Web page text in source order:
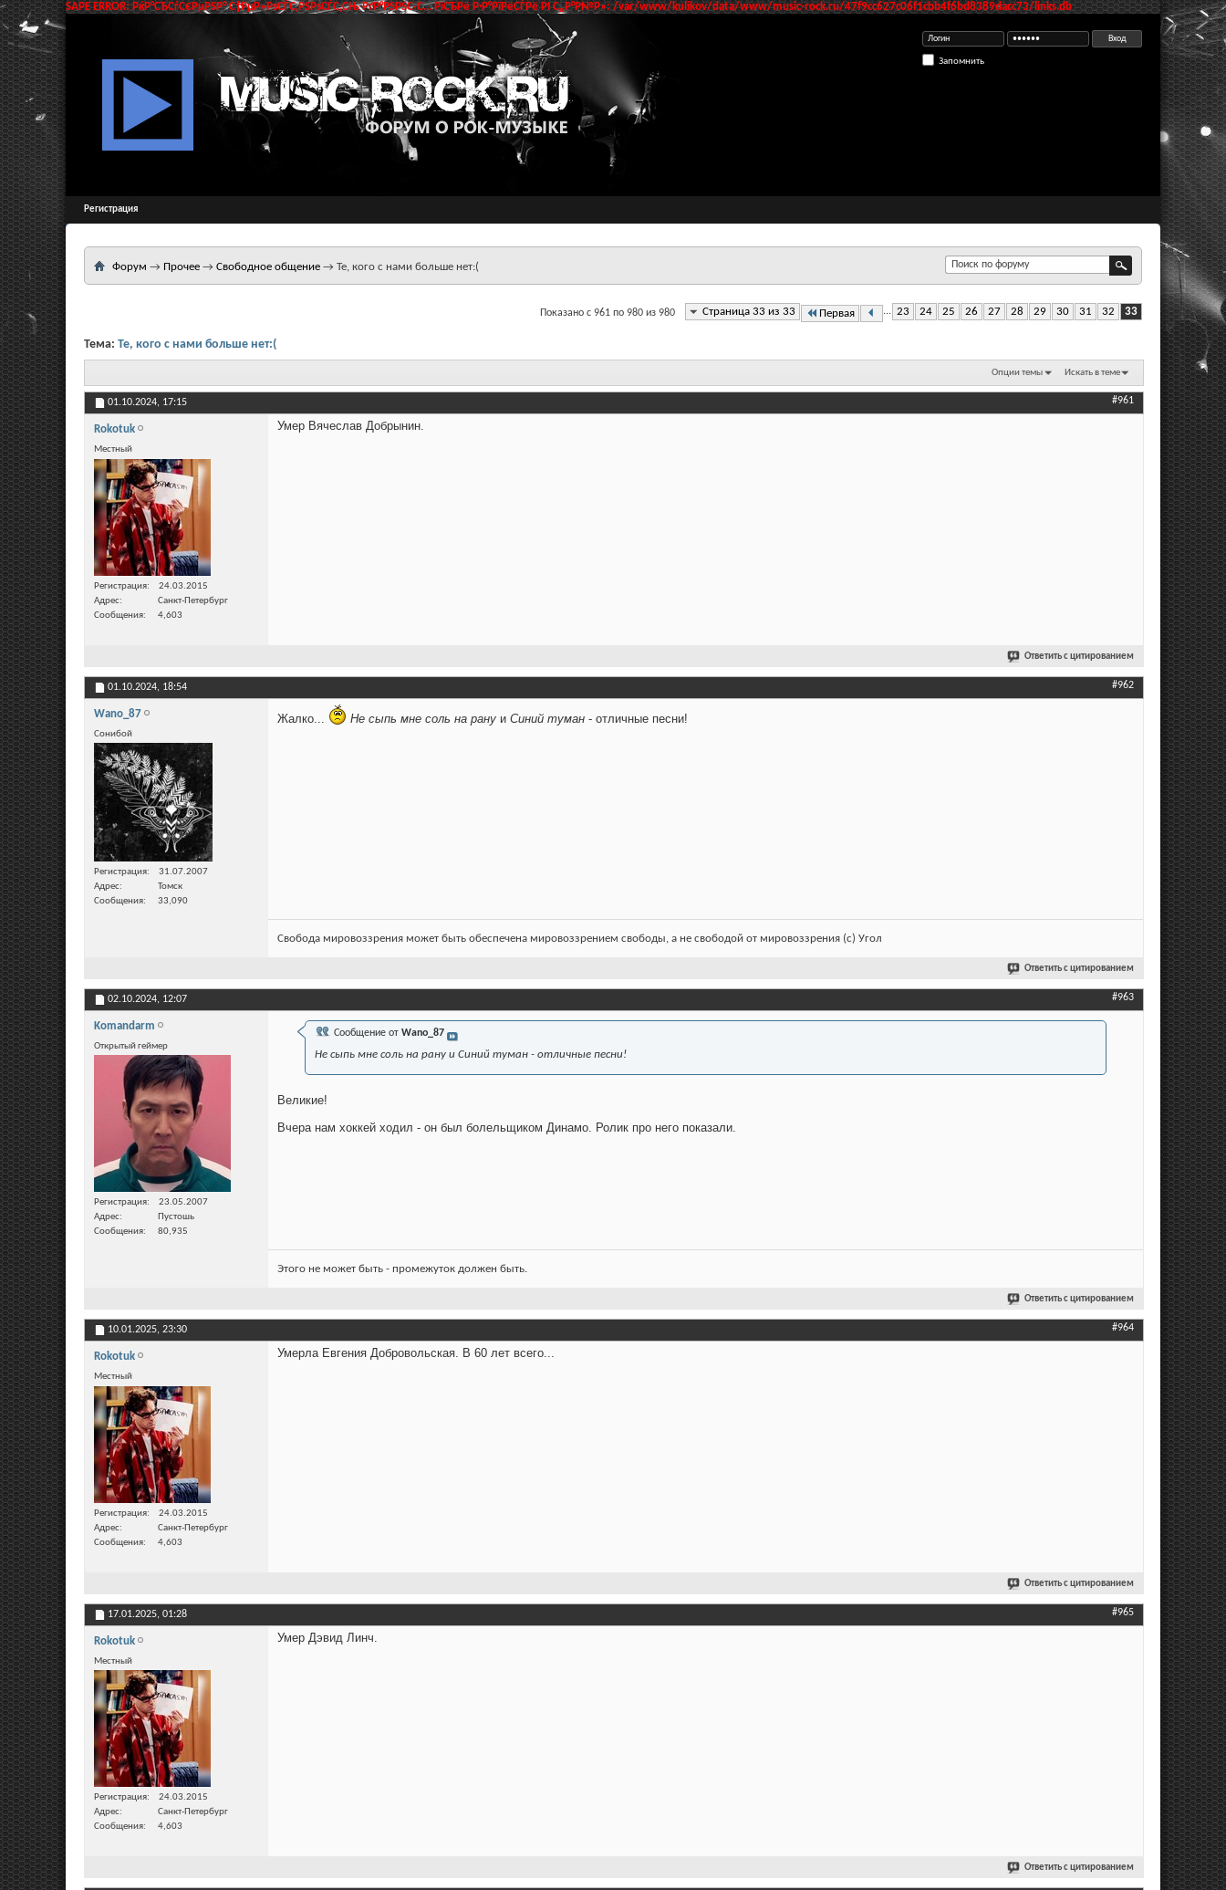
SAPE ERROR: РќР°СЂСѓС€РµРЅР° С†РµР»РѕСЃС‚РЅРѕСЃС‚СЊ РґР°РЅРЅС‹С… РїСЂРё Р·Р°РїРёСЃРё РІ С„Р°Р№Р»: /var/www/kulikov/data/www/music-rock.ru/47f9cc627c06f1cbb4f6bd8389dacc73/links.db
Запомнить
Регистрация
Форум → Прочее → Свободное общение → Те, кого с нами больше нет:(
Страница 33 из 33 Первая ... 23 24 25 26 27 28 29 30 31 32 33
Показано с 961 по 980 из 980
Тема: Те, кого с нами больше нет:(
Опции темы Искать в теме
01.10.2024, 17:15 #961
Rokotuk
Местный
Регистрация
24.03.2015
Адрес
Санкт-Петербург
Сообщения
4,603
Умер Вячеслав Добрынин.
Ответить с цитированием
01.10.2024, 18:54 #962
Wano_87
Сонибой
Регистрация
31.07.2007
Адрес
Томск
Сообщения
33,090
Жалко... Не сыпь мне соль на рану и Синий туман - отличные песни!
Свобода мировоззрения может быть обеспечена мировоззрением свободы, а не свободой от мировоззрения (с) Угол
Ответить с цитированием
02.10.2024, 12:07 #963
Komandarm
Открытый геймер
Регистрация
23.05.2007
Адрес
Пустошь
Сообщения
80,935
Сообщение от Wano_87
Не сыпь мне соль на рану и Синий туман - отличные песни!
Великие!
Вчера нам хоккей ходил - он был болельщиком Динамо. Ролик про него показали.
Этого не может быть - промежуток должен быть.
Ответить с цитированием
10.01.2025, 23:30 #964
Rokotuk
Местный
Регистрация
24.03.2015
Адрес
Санкт-Петербург
Сообщения
4,603
Умерла Евгения Добровольская. В 60 лет всего...
Ответить с цитированием
17.01.2025, 01:28 #965
Rokotuk
Местный
Регистрация
24.03.2015
Адрес
Санкт-Петербург
Сообщения
4,603
Умер Дэвид Линч.
Ответить с цитированием